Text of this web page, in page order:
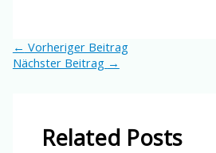
← Vorheriger Beitrag
Nächster Beitrag →
Related Posts